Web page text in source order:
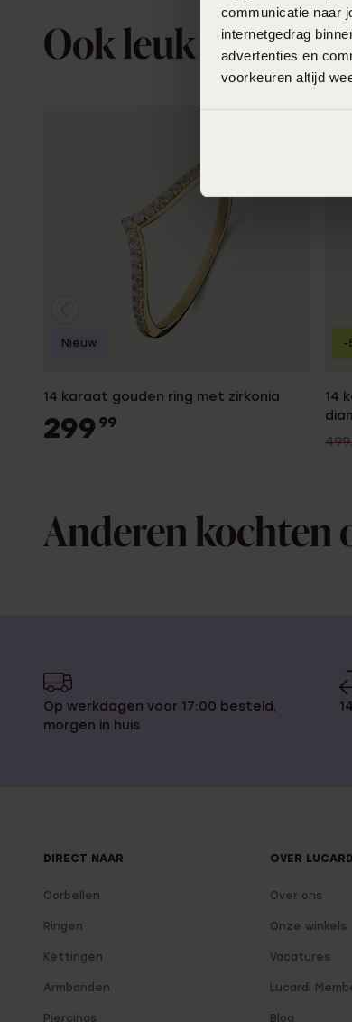
communicatie naar
internetgedrag
advertenties en
voorkeuren altijd
Ook leuk voor jou
14 karaat gouden ring met zirkonia
299 99
Nieuw
14
-
Anderen kochten
Op werkdagen voor 17:00 besteld,
morgen in huis
DIRECT NAAR
Oorbellen
Ringen
Kettingen
Armbanden
Piercings
OVER LUCARDI
Over ons
Onze winkels
Vacatures
Lucardi
Blog